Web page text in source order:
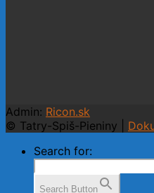
Admin: Ricon.sk
© Tatry-Spiš-Pieniny |
Search for:
Search Button